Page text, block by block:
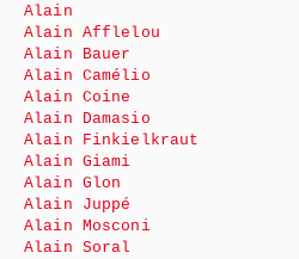
Alain
Alain Afflelou
Alain Bauer
Alain Camélio
Alain Coine
Alain Damasio
Alain Finkielkraut
Alain Giami
Alain Glon
Alain Juppé
Alain Mosconi
Alain Soral